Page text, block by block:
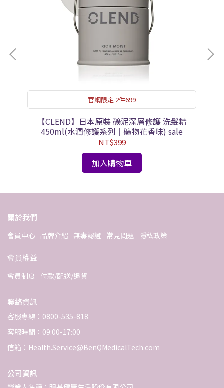
官網限定 2件699
【CLEND】日本原裝 礦泥深層修護 洗髮精
450ml(水潤修護系列｜礦物花香味) sale
NT$399
加入購物車
關於我們
會員中心 品牌介紹 無毒認證 常見問題 隱私政策
會員權益
會員制度 付款/配送/退貨
聯絡資訊
客服專線：0800-535-818
客服時間：09:00-17:00
信箱：Health.Service@BenQMedicalTech.com
公司資訊